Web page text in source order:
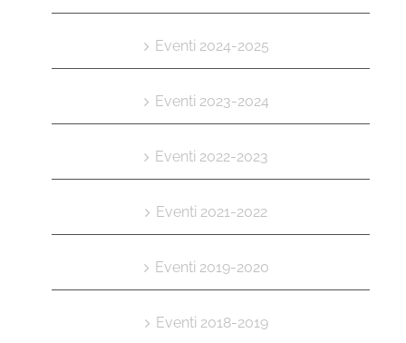
Eventi 2024-2025
Eventi 2023-2024
Eventi 2022-2023
Eventi 2021-2022
Eventi 2019-2020
Eventi 2018-2019